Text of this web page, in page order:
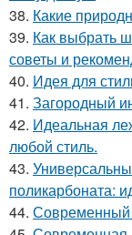
38. Какие
39. Как выбрать
советы и
40. Идея для
41. Загородный
42. Идеальная
любой стиль.
43.
поликарбоната:
44. Современный